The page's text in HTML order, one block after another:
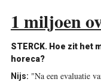
1 miljoen
STERCK. Hoe zit het
horeca?
Nijs: "Na een evaluatie